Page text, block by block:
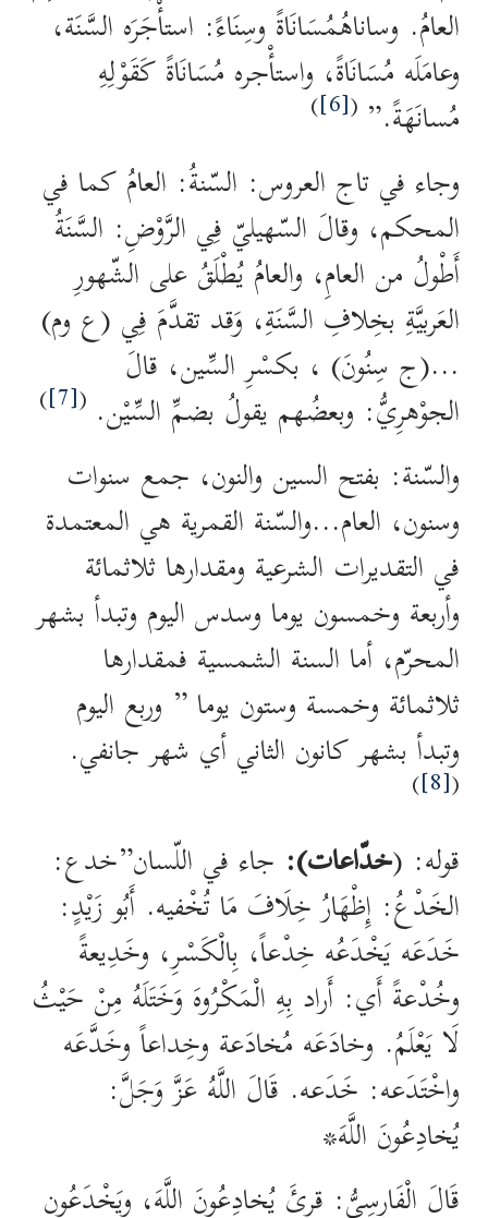
العامُ. وساناهُمُسَانَاةً وسِنَاءً: استأْجَرَه السَّنَة،
وعامَلَه مُسَانَاةً، واستأْجره مُسَانَاةً كَقَوْلِهِ
مُسانَهَةً.” (
[6]
)
وجاء في تاج العروس: السّنةُ: العامُ كما في
المحكم، وقالَ السّهيليّ فِي الرَّوْضِ: السَّنَةُ
أَطْولُ من العامِ، والعامُ يُطْلَقُ على الشّهورِ
العَربيَّةِ بخِلافِ السَّنَةِ، وَقد تقدَّمَ فِي (ع وم)
…(ج سِنُونَ) ، بكسْرِ السِّين، قالَ
الجوْهرِيُّ: وبعضُهم يقولُ بضمِّ السِّيْن. (
[7]
)
والسّنة: بفتح السين والنون، جمع سنوات
وسنون، العام…والسّنة القمرية هي المعتمدة
في التقديرات الشرعية ومقدارها ثلاثمائة
وأربعة وخمسون يوما وسدس اليوم وتبدأ بشهر
المحرّم، أما السنة الشمسية فمقدارها
ثلاثمائة وخمسة وستون يوما ” وربع اليوم
وتبدأ بشهر كانون الثاني أي شهر جانفي.
(
[8]
)
قوله: (خدّاعات): جاء في اللّسان”خدع:
الخَدْعُ: إِظْهَارُ خِلَافَ مَا تُخْفيه. أَبُو زَيْدٍ:
خَدَعَه يَخْدَعُه خِدْعاً، بِالْكَسْرِ، وخَدِيعةً
وخُدْعةً أَي: أَراد بِهِ الْمَكْرُوهَ وَخَتَلَهُ مِنْ حَيْثُ
لَا يَعْلَمُ. وخادَعَه مُخادَعة وخِداعاً وخَدَّعَه
واخْتَدَعه: خَدَعه. قَالَ اللَّهُ عَزَّ وَجَلَّ:
يُخادِعُونَ اللَّهَ*
قَالَ الْفَارِسِيُّ: قرئَ يُخادِعُونَ اللَّهَ، ويَخْدَعُون